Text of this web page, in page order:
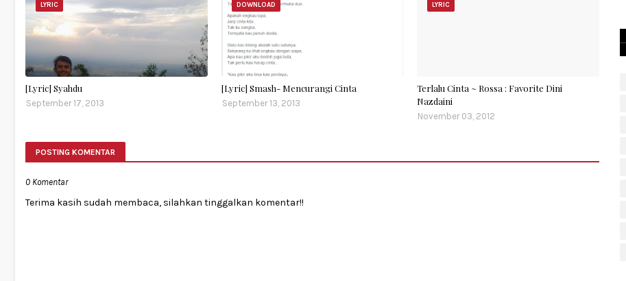
LYRIC
[Lyric] Syahdu
September 17, 2013
DOWNLOAD
[Lyric] Smash- Mencurangi Cinta
September 13, 2013
LYRIC
Terlalu Cinta ~ Rossa : Favorite Dini
Nazdaini
November 03, 2012
POSTING KOMENTAR
0 Komentar
Terima kasih sudah membaca, silahkan tinggalkan komentar!!